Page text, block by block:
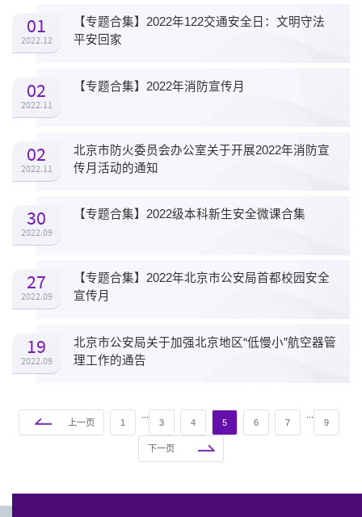
01
2022.12
【专题合集】2022年122交通安全日：文明守法
平安回家
02
2022.11
【专题合集】2022年消防宣传月
02
2022.11
北京市防火委员会办公室关于开展2022年消防宣
传月活动的通知
30
2022.09
【专题合集】2022级本科新生安全微课合集
27
2022.09
【专题合集】2022年北京市公安局首都校园安全
宣传月
19
2022.09
北京市公安局关于加强北京地区“低慢小”航空器管
理工作的通告
上一页 1
...
3 4 5 6 7
...
9
下一页